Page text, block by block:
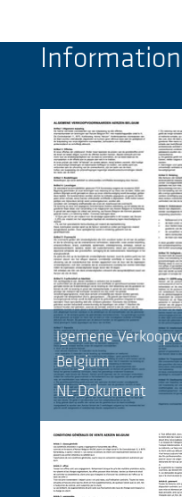
lgemene
Belgium
NL-Dokument